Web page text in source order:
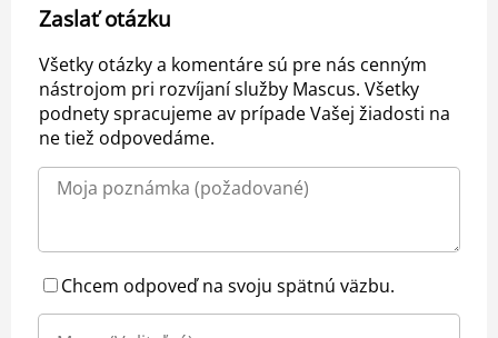
Zaslať otázku
Všetky otázky a komentáre sú pre nás cenným
nástrojom pri rozvíjaní služby Mascus. Všetky
podnety spracujeme av prípade Vašej žiadosti na
ne tiež odpovedáme.
Chcem odpoveď na svoju spätnú väzbu.